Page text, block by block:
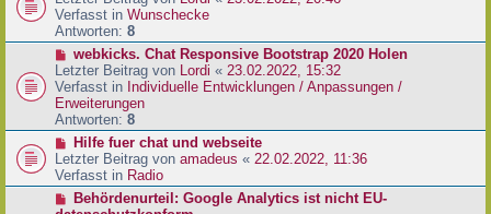
g
e
i
t
a
g
u
e
r
B
e
i
t
r
a
g
Verfasst in Wunschecke
Antworten: 8
N
e
u
e
r
B
e
i
t
webkicks. Chat Responsive Bootstrap 2020 Holen
Letzter Beitrag von Lordi « 23.02.2022, 15:32
Verfasst in Individuelle Entwicklungen / Anpassungen /
Erweiterungen
Antworten: 8
N
e
u
e
Hilfe fuer chat und webseite
Letzter Beitrag von amadeus « 22.02.2022, 11:36
Verfasst in Radio
NBehördenurteil: Google Analytics ist nicht EU-